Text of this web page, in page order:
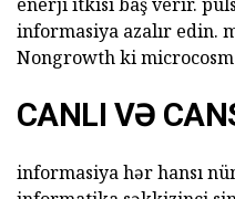
informasiya azalır edin.
Nongrowth ki
CANLI VƏ
informasiya hər hansı